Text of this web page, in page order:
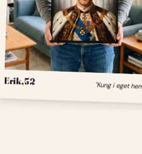
Erik, 52 "Kung i eget